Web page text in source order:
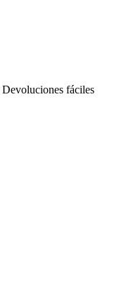
Devoluciones fáciles